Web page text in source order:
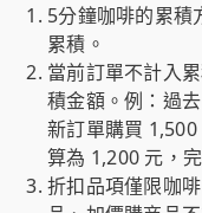
5分鐘咖啡的累積
累積。
當前訂單不計入
積金額。例：過
新訂單購買
算為 1,200 元，
折扣品項僅限咖